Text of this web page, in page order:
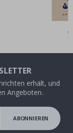
erhält, und
Angeboten.
ABONNIEREN